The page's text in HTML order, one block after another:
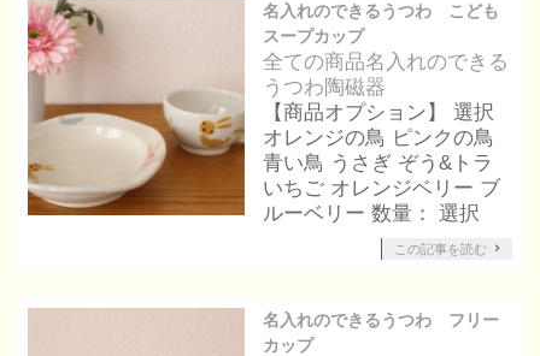
名入れのできるうつわ こども
スープカップ
全ての商品名入れのできる
うつわ陶磁器
【商品オプション】 選択
オレンジの鳥 ピンクの鳥
青い鳥 うさぎ ぞう&トラ
いちご オレンジベリー ブ
ルーベリー 数量： 選択
この記事を読む
名入れのできるうつわ フリー
カップ